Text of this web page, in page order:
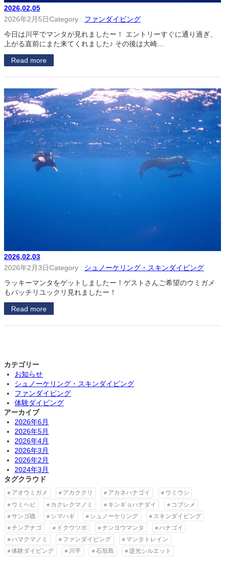
2026,02,05
2026年2月5日Category : ファンダイビング
今日は川平でマンタが見れましたー！ エントリーすぐに通り過ぎ、
上がる直前にまた来てくれました♪ その後は大崎…
Read more
2026,02,03
2026年2月3日Category : シュノーケリング・スキンダイビング
ラッキーマンタをゲットしましたー！ゲストさんご希望のウミガメ
もバッチリユックリ見れましたー！
Read more
カテゴリー
お知らせ
シュノーケリング・スキンダイビング
ファンダイビング
体験ダイビング
アーカイブ
2026年6月
2026年5月
2026年4月
2026年3月
2026年2月
2024年3月
タグクラウド
アオウミガメ アカククリ アカネハナゴイ
ウミウシ
ウミヘビ
カクレクマノミ キンギョハナダイ
コブシメ
サンゴ礁
シマハギ シュノーケリング
スキンダイビング
チンアナゴ
ドクウツボ ナンヨウマンタ
ハナゴイ
ハマクマノミ
ファンダイビング
マンタトレイン
体験ダイビング
川平 石垣島 逆光シルエット